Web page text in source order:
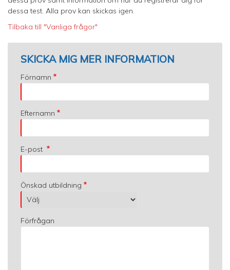
dessa test. Alla prov kan skickas igen.
Tilbaka till "Vanliga frågor"
SKICKA MIG MER INFORMATION
Förnamn
Efternamn
E-post
Önskad utbildning
Förfrågan